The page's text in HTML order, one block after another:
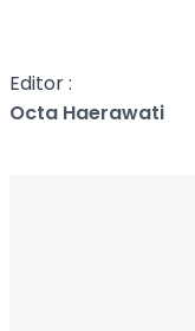
Editor :
Octa Haerawati